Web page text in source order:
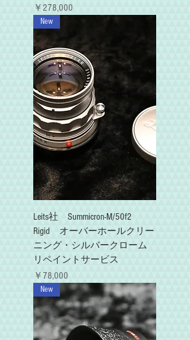
価格
￥278,000
New
Leits社 Summicron-M/50f2
Rigid オーバーホールクリー
ニング・シルバークローム
リペイントサービス
価格
￥78,000
New